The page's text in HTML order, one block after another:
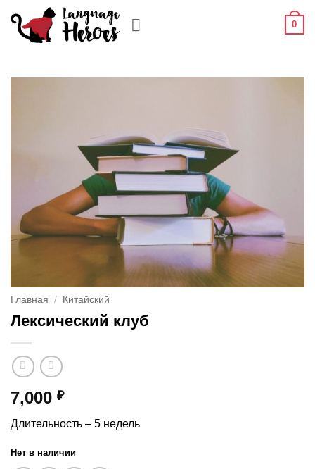
content
0
Главная / Китайский
Лексический клуб
7,000 ₽
Длительность – 5 недель
Нет в наличии